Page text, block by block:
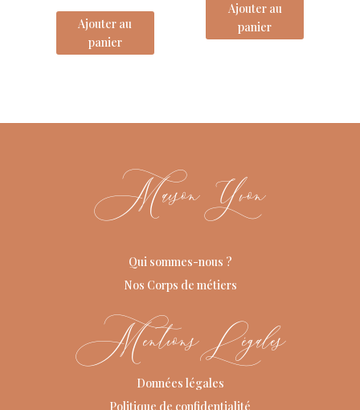
Ajouter au
panier
Ajouter au
panier
Maison Yvon
Qui sommes-nous ?
Nos Corps de métiers
Mentions Légales
Données légales
Politique de confidentialité